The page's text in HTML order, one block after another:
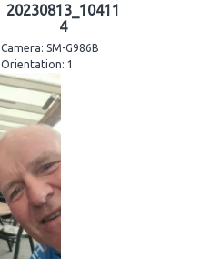
20230813_10411
4
Camera: SM-G986B
Orientation: 1